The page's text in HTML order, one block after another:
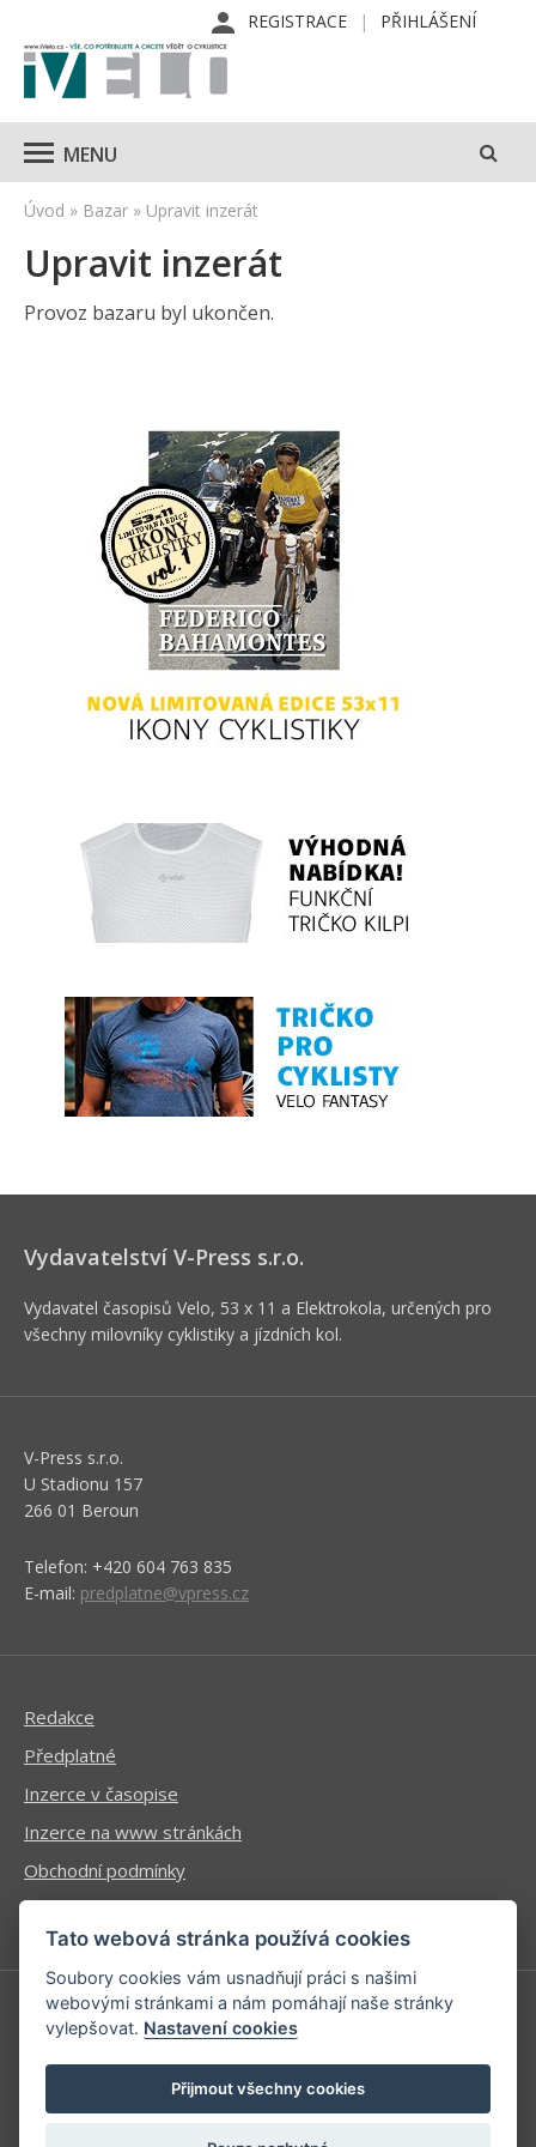
REGISTRACE PŘIHLÁŠENÍ
MENU
Úvod » Bazar » Upravit inzerát
Upravit inzerát
Provoz bazaru byl ukončen.
Vydavatelství V-Press s.r.o.
Vydavatel časopisů Velo, 53 x 11 a Elektrokola, určených pro
všechny milovníky cyklistiky a jízdních kol.
V-Press s.r.o.
U Stadionu 157
266 01 Beroun
Telefon: +420 604 763 835
E-mail: predplatne@vpress.cz
Redakce
Předplatné
Inzerce v časopise
Inzerce na www stránkách
Obchodní podmínky
Ochrana osobních údajů
Příhlášení | Registrace
Kontaktní informace
Mapa stránek
Tato webová stránka používá cookies
Soubory cookies vám usnadňují práci s našimi
webovými stránkami a nám pomáhají naše stránky
vylepšovat. Nastavení cookies
Přijmout všechny cookies